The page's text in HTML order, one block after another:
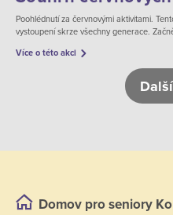
Poohlédnutí za červnovými aktivitami.
vystoupení skrze všechny generace.
Více o této akci
Domov pro seniory